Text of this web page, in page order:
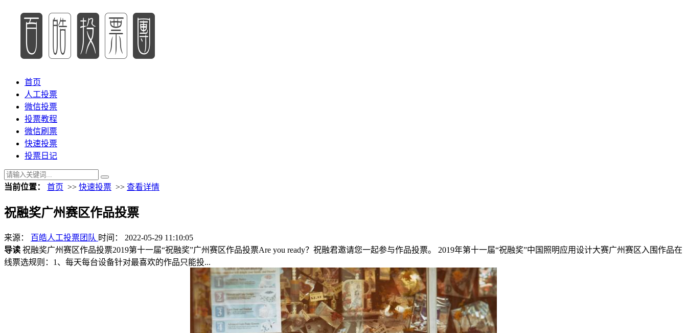
首页
人工投票
微信投票
投票教程
微信刷票
快速投票
投票日记
当前位置： 首页 >> 快速投票 >> 查看详情
祝融奖广州赛区作品投票
来源： 百皓人工投票团队 时间： 2022-05-29 11:10:05
导读 祝融奖广州赛区作品投票2019第十一届“祝融奖”广州赛区作品投票Are you ready？祝融君邀请您一起参与作品投票。 2019年第十一届“祝融奖”中国照明应用设计大赛广州赛区入围作品在
线票选规则：1、每天每台设备针对最喜欢的作品只能投...